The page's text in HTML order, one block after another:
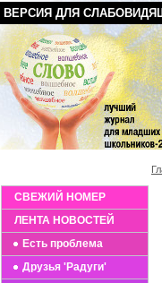
ВЕРСИЯ ДЛЯ
СВЕЖИЙ НОМЕР
ЛЕНТА НОВОСТЕЙ
Есть проблема
Друзья 'Радуги'